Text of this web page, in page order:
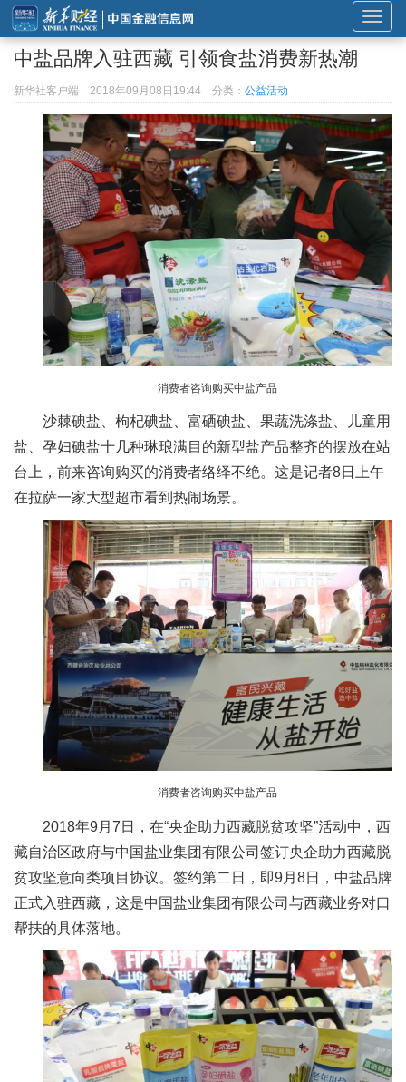
展
开
叠
导
航
中盐品牌入驻西藏 引领食盐消费新热潮
新华社客户端 2018年09月08日19:44 分类： 公益活动
消费者咨询购买中盐产品
沙棘碘盐、枸杞碘盐、富硒碘盐、果蔬洗涤盐、儿童用
盐、孕妇碘盐十几种琳琅满目的新型盐产品整齐的摆放在站
台上，前来咨询购买的消费者络绎不绝。这是记者8日上午
在拉萨一家大型超市看到热闹场景。
消费者咨询购买中盐产品
2018年9月7日，在“央企助力西藏脱贫攻坚”活动中，西
藏自治区政府与中国盐业集团有限公司签订央企助力西藏脱
贫攻坚意向类项目协议。签约第二日，即9月8日，中盐品牌
正式入驻西藏，这是中国盐业集团有限公司与西藏业务对口
帮扶的具体落地。